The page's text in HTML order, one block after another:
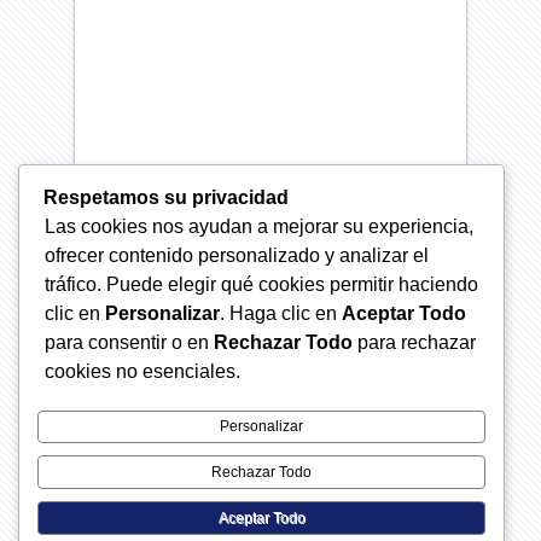
Ejecutivo de Autos: Lic. Erika García
Email: centrodeatencionaclientes @
paramoconsultores.net
Ejecutiva de Gastos Médicos: Lic.
Teresa Padilla ext. 107
Email: beneficios1 @
paramoconsultores.net
2026 © Páramo Consultores. Todos los
Respetamos su privacidad
Las cookies nos ayudan a mejorar su experiencia,
ofrecer contenido personalizado y analizar el
tráfico. Puede elegir qué cookies permitir haciendo
clic en Personalizar. Haga clic en Aceptar Todo
para consentir o en Rechazar Todo para rechazar
cookies no esenciales.
Personalizar
Rechazar Todo
Aceptar Todo